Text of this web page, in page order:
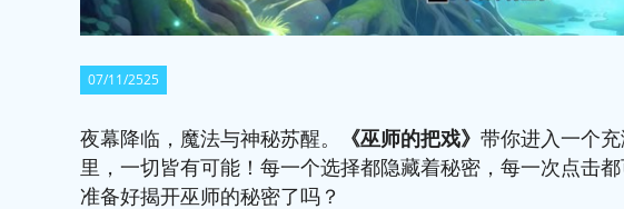
07/11/2525
夜幕降临，魔法与神秘苏醒。 《巫师的把戏》 带你进入一个
里，一切皆有可能！每一个选择都隐藏着秘密，每一次点
准备好揭开巫师的秘密了吗？